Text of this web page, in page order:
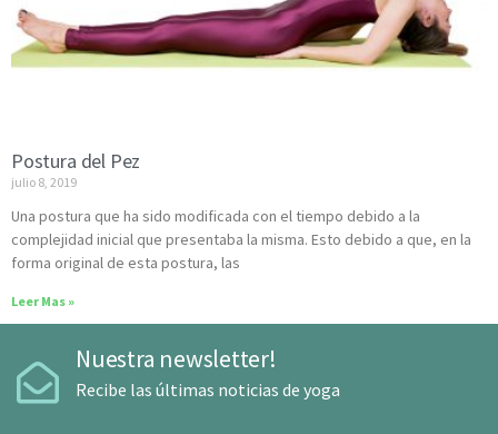
Postura del Pez
julio 8, 2019
Una postura que ha sido modificada con el tiempo debido a la
complejidad inicial que presentaba la misma. Esto debido a que, en la
forma original de esta postura, las
Leer Mas »
Nuestra newsletter!
Recibe las últimas noticias de yoga